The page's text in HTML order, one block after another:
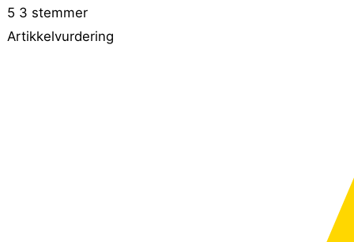
5 3 stemmer
Artikkelvurdering